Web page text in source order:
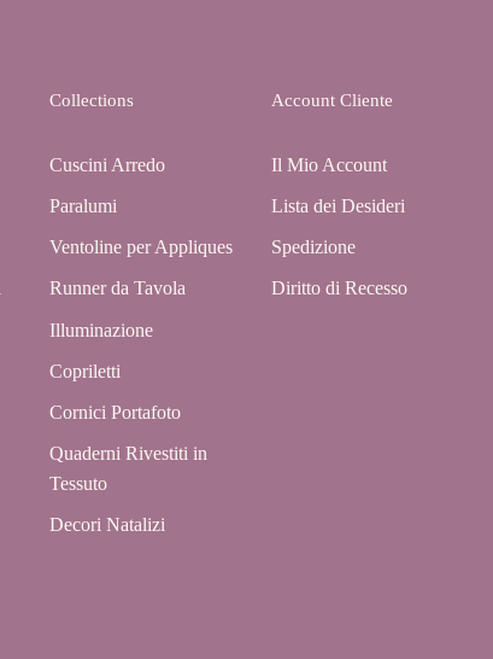
Collections
Cuscini Arredo
Paralumi
Ventoline per Appliques
Runner da Tavola
Illuminazione
Copriletti
Cornici Portafoto
Quaderni Rivestiti in
Tessuto
Decori Natalizi
Account Cliente
Il Mio Account
Lista dei Desideri
Spedizione
Diritto di Recesso